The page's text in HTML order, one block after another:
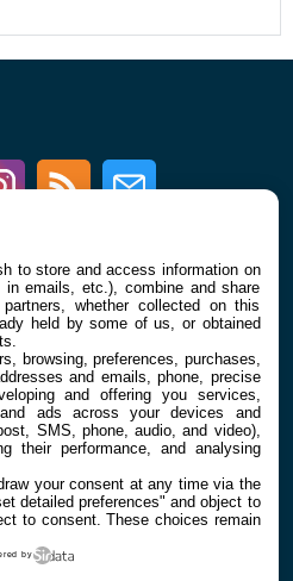
InstagramRSS Newsletter
À PROPOS
La rédaction
Contact
to store and access information on
emails, etc.), combine and share
whether collected on this
held by some of us, or obtained
browsing, preferences, purchases,
and emails, phone, precise
and offering you services,
ads across your devices and
SMS, phone, audio, and video),
their performance, and analysing
your consent at any time via the
detailed preferences" and object to
to consent. These choices remain
by